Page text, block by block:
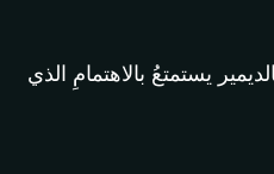
يستمتعُ بالاهتمامِ الذي